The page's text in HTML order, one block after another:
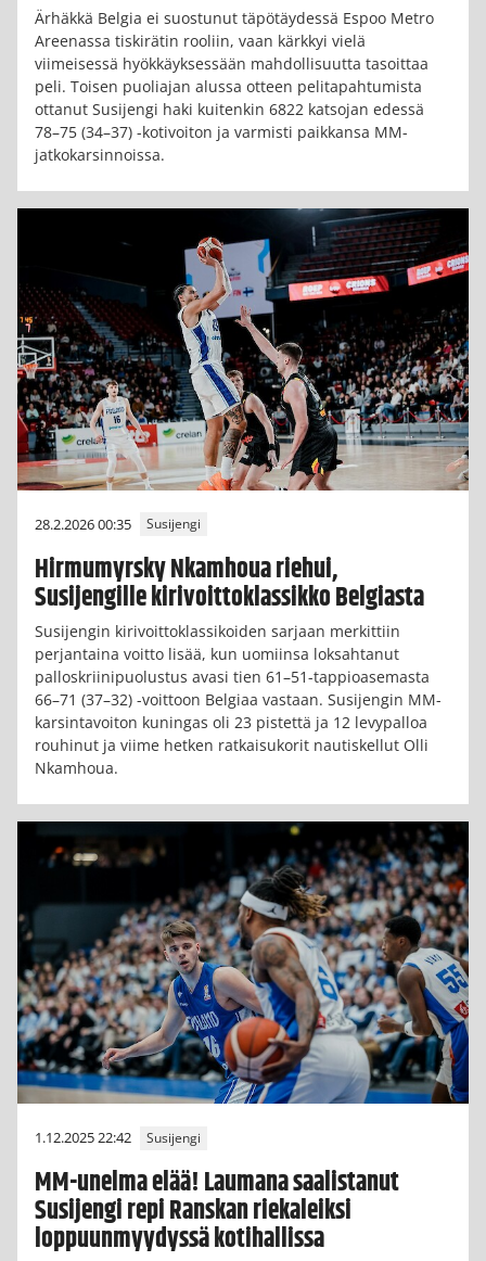
Ärhäkkä Belgia ei suostunut täpötäydessä Espoo Metro
Areenassa tiskirätin rooliin, vaan kärkkyi vielä
viimeisessä hyökkäyksessään mahdollisuutta tasoittaa
peli. Toisen puoliajan alussa otteen pelitapahtumista
ottanut Susijengi haki kuitenkin 6822 katsojan edessä
78–75 (34–37) -kotivoiton ja varmisti paikkansa MM-
jatkokarsinnoissa.
28.2.2026 00:35 Susijengi
Hirmumyrsky Nkamhoua riehui,
Susijengille kirivoittoklassikko Belgiasta
Susijengin kirivoittoklassikoiden sarjaan merkittiin
perjantaina voitto lisää, kun uomiinsa loksahtanut
palloskriinipuolustus avasi tien 61–51-tappioasemasta
66–71 (37–32) -voittoon Belgiaa vastaan. Susijengin MM-
karsintavoiton kuningas oli 23 pistettä ja 12 levypalloa
rouhinut ja viime hetken ratkaisukorit nautiskellut Olli
Nkamhoua.
1.12.2025 22:42 Susijengi
MM-unelma elää! Laumana saalistanut
Susijengi repi Ranskan riekaleiksi
loppuunmyydyssä kotihallissa